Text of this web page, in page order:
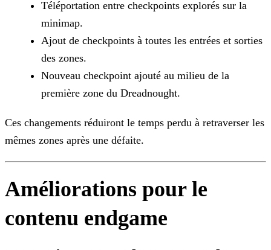
Téléportation entre checkpoints explorés sur la
minimap.
Ajout de checkpoints à toutes les entrées et sorties
des zones.
Nouveau checkpoint ajouté au milieu de la
première zone du Dreadnought.
Ces changements réduiront le temps perdu à retraverser les
mêmes zones après une défaite.
Améliorations pour le
contenu endgame